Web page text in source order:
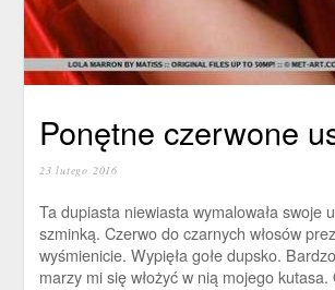
Ponętne czerwone
23 lutego 2016
Ta dupiasta niewiasta wymalowała swoje
szminką. Czerwo do czarnych włosów
wyśmienicie. Wypięła gołe dupsko.
marzy mi się włożyć w nią mojego